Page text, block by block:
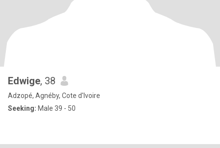
Edwige, 38
Adzopé, Agnéby, Cote d'Ivoire
Seeking: Male 39 - 50